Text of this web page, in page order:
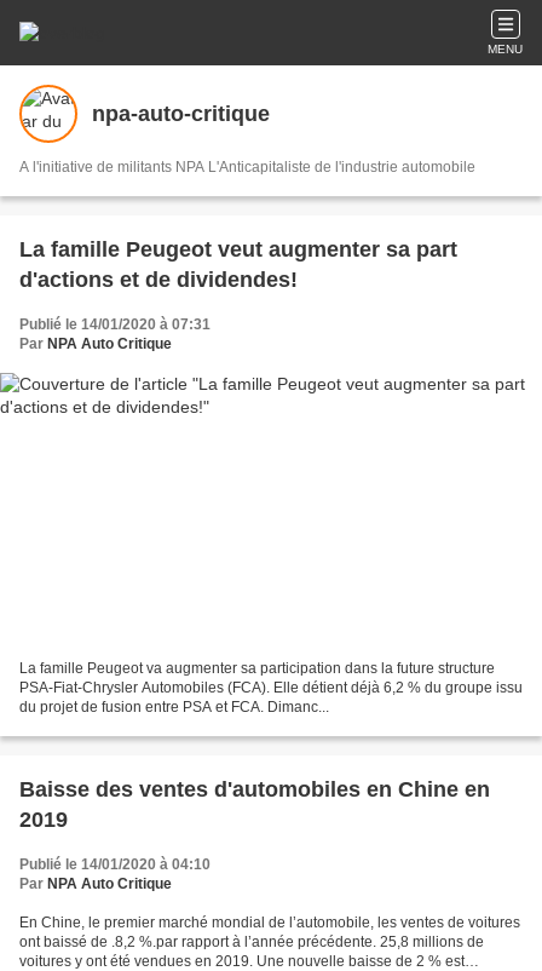
MENU
npa-auto-critique
A l'initiative de militants NPA L'Anticapitaliste de l'industrie automobile
La famille Peugeot veut augmenter sa part
d'actions et de dividendes!
Publié le 14/01/2020 à 07:31
Par NPA Auto Critique
La famille Peugeot va augmenter sa participation dans la future structure
PSA-Fiat-Chrysler Automobiles (FCA). Elle détient déjà 6,2 % du groupe issu
du projet de fusion entre PSA et FCA. Dimanc...
Baisse des ventes d'automobiles en Chine en
2019
Publié le 14/01/2020 à 04:10
Par NPA Auto Critique
En Chine, le premier marché mondial de l’automobile, les ventes de voitures
ont baissé de .8,2 %.par rapport à l’année précédente. 25,8 millions de
voitures y ont été vendues en 2019. Une nouvelle baisse de 2 % est